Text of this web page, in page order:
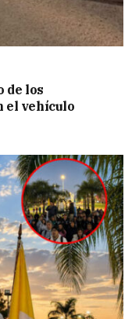
de los
el vehículo